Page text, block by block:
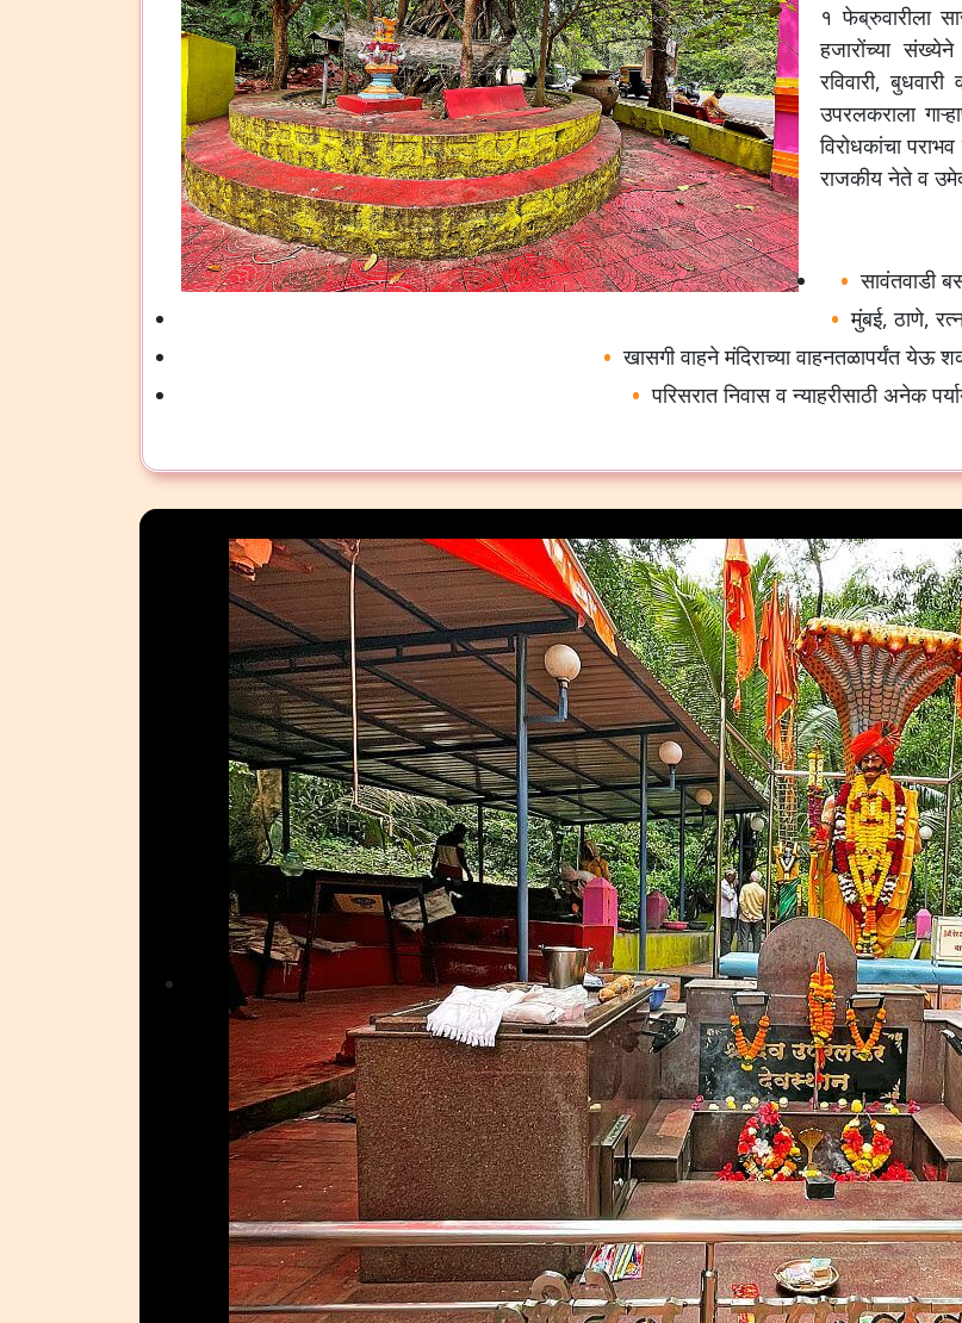
१ फेब्रुवारीला
हजारोंच्या
रविवारी,
उपरलकराला
विरोधकांचा
राजकीय नेते व
सावंतवाडी
मुंबई, ठाणे,
खासगी वाहने मंदिराच्या वाहनतळापर्यंत येऊ
परिसरात निवास व न्याहरीसाठी अनेक